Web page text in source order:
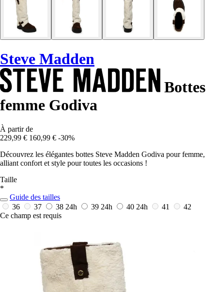
Steve Madden
Bottes
femme Godiva
À partir de
229,99 € 160,99 € -30%
Découvrez les élégantes bottes Steve Madden Godiva pour femme,
alliant confort et style pour toutes les occasions !
Taille
*
Guide des tailles
36
37 38 24h 39 24h 40 24h 41
42
Ce champ est requis